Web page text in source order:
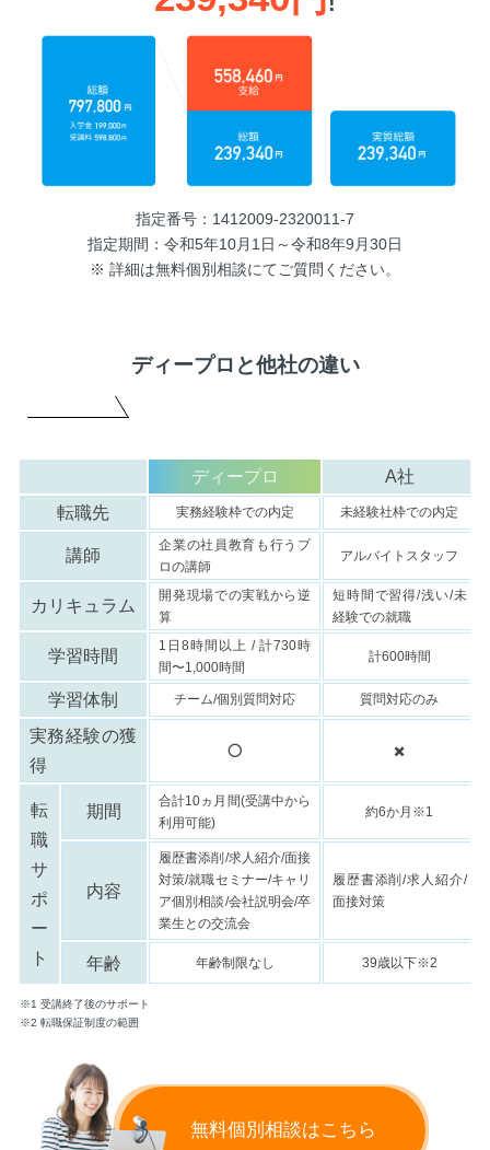
指定番号：1412009-2320011-7
指定期間：令和5年10月1日～令和8年9月30日
※ 詳細は無料個別相談にてご質問ください。
ディープロと他社の違い
ディープロ
A社
転職先
実務経験枠での内定 未経験社枠での内定
講師
企業の社員教育も行うプ
ロの講師
アルバイトスタッフ
カリキュラム
開発現場での実戦から逆
算
短時間で習得/浅い/未
経験での就職
学習時間
1日8時間以上 / 計730時
間〜1,000時間
計600時間
学習体制 チーム/個別質問対応 質問対応のみ
実務経験の獲
得
⭕️ ✖️
転
職
サ
ポ
ー
ト
期間
合計10ヵ月間(受講中から
利用可能)
約6か月※1
内容
履歴書添削/求人紹介/面接
対策/就職セミナー/キャリ
ア個別相談/会社説明会/卒
業生との交流会
履歴書添削/求人紹介/
面接対策
年齢 年齢制限なし 39歳以下※2
※1 受講終了後のサポート
※2 転職保証制度の範囲
無料個別相談はこちら